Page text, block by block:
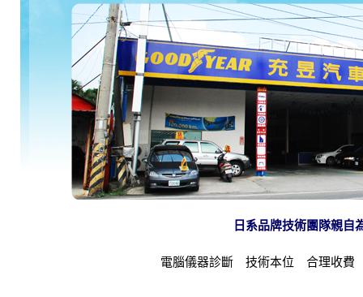
日系品牌技術團隊親自
電腦儀器診斷 技術本位 合理收